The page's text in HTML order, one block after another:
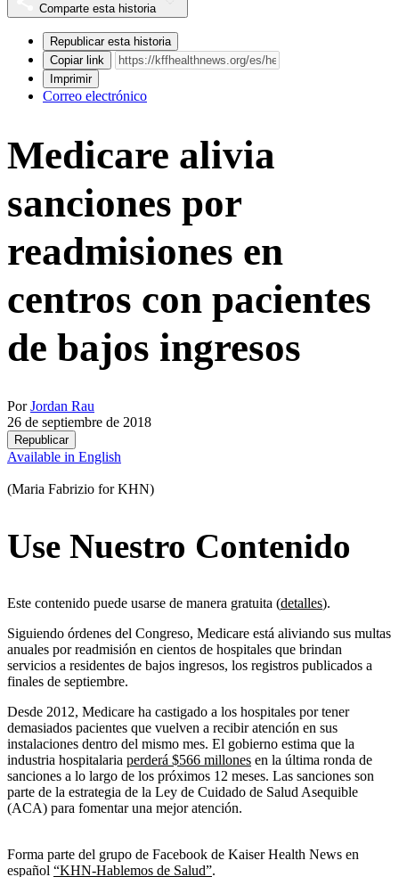
Comparte esta historia
Republicar esta historia
Copiar link
Imprimir
Correo electrónico
Medicare alivia
sanciones por
readmisiones en
centros con pacientes
de bajos ingresos
PorJordan Rau
26 de septiembre de 2018
Republicar
Available in English
(Maria Fabrizio for KHN)
Use Nuestro Contenido
Este contenido puede usarse de manera gratuita (detalles).
Siguiendo órdenes del Congreso, Medicare está aliviando sus multas
anuales por readmisión en cientos de hospitales que brindan
servicios a residentes de bajos ingresos, los registros publicados a
finales de septiembre.
Desde 2012, Medicare ha castigado a los hospitales por tener
demasiados pacientes que vuelven a recibir atención en sus
instalaciones dentro del mismo mes. El gobierno estima que la
industria hospitalaria perderá $566 millones en la última ronda de
sanciones a lo largo de los próximos 12 meses. Las sanciones son
parte de la estrategia de la Ley de Cuidado de Salud Asequible
(ACA) para fomentar una mejor atención.
Forma parte del grupo de Facebook de Kaiser Health News en
español “KHN-Hablemos de Salud”.